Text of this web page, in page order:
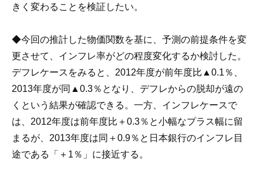
きく変わることを検証したい。
◆今回の推計した物価関数を基に、予測の前提条件を変
更させて、インフレ率がどの程度変化するか検討した。
デフレケースをみると、2012年度が前年度比▲0.1％、
2013年度が同▲0.3％となり、デフレからの脱却が遠の
くという結果が確認できる。一方、インフレケースで
は、2012年度は前年度比＋0.3％と小幅なプラス幅に留
まるが、2013年度は同＋0.9％と日本銀行のインフレ目
途である「＋1％」に接近する。